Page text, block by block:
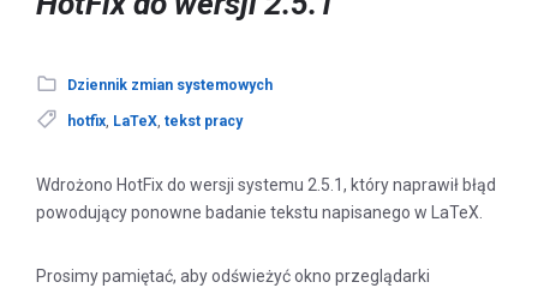
Dziennik zmian systemowych
hotfix LaTeX tekst pracy
Wdrożono HotFix do wersji systemu 2.5.1, który naprawił błąd
powodujący ponowne badanie tekstu napisanego w LaTeX.
Prosimy pamiętać, aby odświeżyć okno przeglądarki